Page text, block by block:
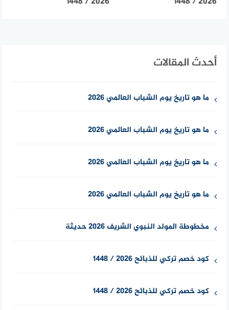
أحدث المقالات
ما هو تاريخ يوم الشباب العالمي 2026
ما هو تاريخ يوم الشباب العالمي 2026
ما هو تاريخ يوم الشباب العالمي 2026
ما هو تاريخ يوم الشباب العالمي 2026
مخطوطة المولد النبوي الشريف 2026 حديثة
كود خصم تركي للذبائح 2026 / 1448
كود خصم تركي للذبائح 2026 / 1448